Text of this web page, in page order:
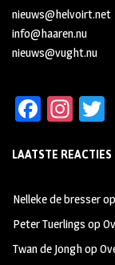
nieuws@helvoirt.net
info@haaren.nu
nieuws@vught.nu
Fa
b
oo
k
In
ag
m
tt
LAATSTE REACTIES
Nelleke de bresserop
Peter Tuerlings op
Twan de Jonghop